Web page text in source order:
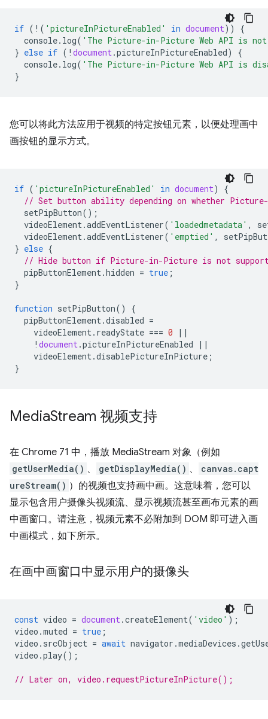
if ( ! ( 'pictureInPictureEnabled' in document))
{
console. log( 'The Picture-in-Picture Web API is
} else if ( ! document.pictureInPictureEnabled)
{
console. log( 'The Picture-in-Picture Web API is
}
您可以将此方法应用于视频的特定按钮元素，以便处理画中
画按钮的显示方式。
if ( 'pictureInPictureEnabled' in document)
{
// Set button ability depending on whether
setPipButton();
videoElement.addEventListener( 'loadedmetadata' ,
videoElement.addEventListener( 'emptied' ,
} else {
// Hide button if Picture-in-Picture is not
pipButtonElement.hidden = true ;
}
function setPipButton()
{
pipButtonElement.disabled =
videoElement. readyState === 0
||
! document.pictureInPictureEnabled
||
videoElement.disablePictureInPicture ;
}
MediaStream 视频支持
在 Chrome 71 中，播放 MediaStream 对象（例如
getUserMedia() 、 getDisplayMedia() 、
canvas.capt
ureStream() ）的视频也支持画中画。这意味着，您可以
显示包含用户摄像头视频流、显示视频流甚至画布元素的画
中画窗口。请注意，视频元素不必附加到 DOM 即可进入画
中画模式，如下所示。
在画中画窗口中显示用户的摄像头
const video = document.createElement( 'video' );
video .muted = true ;
video . srcObject = await navigator .mediaDevices .
video .play();
// Later on, video.requestPictureInPicture();